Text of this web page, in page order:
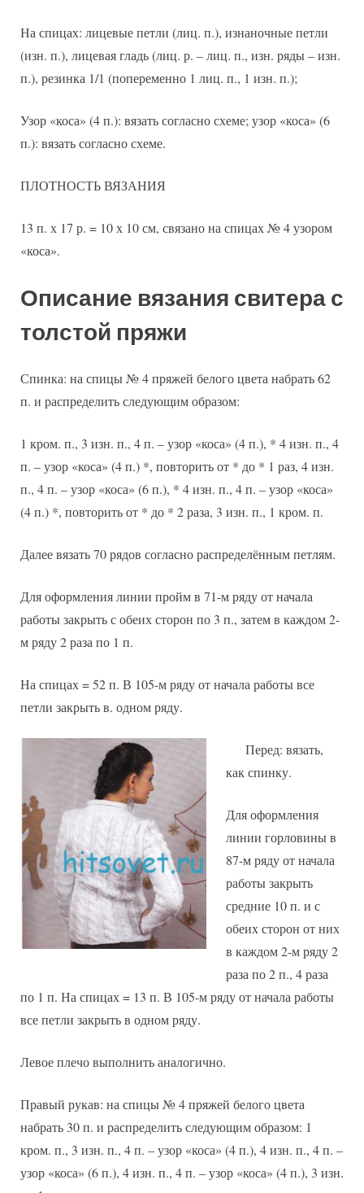
На спицах: лицевые петли (лиц. п.), изнаночные петли
(изн. п.), лицевая гладь (лиц. р. – лиц. п., изн. ряды – изн.
п.), резинка 1/1 (попеременно 1 лиц. п., 1 изн. п.);
Узор «коса» (4 п.): вязать согласно схеме; узор «коса» (6
п.): вязать согласно схеме.
ПЛОТНОСТЬ ВЯЗАНИЯ
13 п. х 17 р. = 10 х 10 см, связано на спицах № 4 узором
«коса».
Описание вязания свитера с
толстой пряжи
Спинка: на спицы № 4 пряжей белого цвета набрать 62
п. и распределить следующим образом:
1 кром. п., 3 изн. п., 4 п. – узор «коса» (4 п.), * 4 изн. п., 4
п. – узор «коса» (4 п.) *, повторить от * до * 1 раз, 4 изн.
п., 4 п. – узор «коса» (6 п.), * 4 изн. п., 4 п. – узор «коса»
(4 п.) *, повторить от * до * 2 раза, 3 изн. п., 1 кром. п.
Далее вязать 70 рядов согласно распределённым петлям.
Для оформления линии пройм в 71-м ряду от начала
работы закрыть с обеих сторон по 3 п., затем в каждом 2-
м ряду 2 раза по 1 п.
На спицах = 52 п. В 105-м ряду от начала работы все
петли закрыть в. одном ряду.
Перед: вязать,
как спинку.
Для оформления
линии горловины в
87-м ряду от начала
работы закрыть
средние 10 п. и с
обеих сторон от них
в каждом 2-м ряду 2
раза по 2 п., 4 раза
по 1 п. На спицах = 13 п. В 105-м ряду от начала работы
все петли закрыть в одном ряду.
Левое плечо выполнить аналогично.
Правый рукав: на спицы № 4 пряжей белого цвета
набрать 30 п. и распределить следующим образом: 1
кром. п., 3 изн. п., 4 п. – узор «коса» (4 п.), 4 изн. п., 4 п. –
узор «коса» (6 п.), 4 изн. п., 4 п. – узор «коса» (4 п.), 3 изн.